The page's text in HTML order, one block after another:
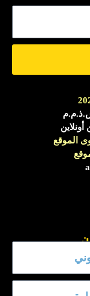
الموقع